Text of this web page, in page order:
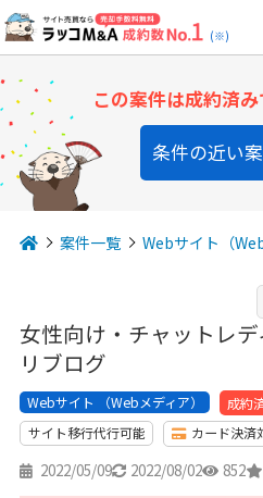
(※)
この案件は成約済み
条件の近い
案件一覧 Webサイト（
女性向け・チャットレ
リブログ
Webサイト （Webメディア） 成約
サイト移行代行可能
カード決済
2022/05/09 2022/08/02 852